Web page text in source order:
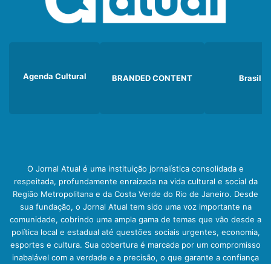
Agenda Cultural BRANDED CONTENT Brasil
O Jornal Atual é uma instituição jornalística consolidada e
respeitada, profundamente enraizada na vida cultural e social da
Região Metropolitana e da Costa Verde do Rio de Janeiro. Desde
sua fundação, o Jornal Atual tem sido uma voz importante na
comunidade, cobrindo uma ampla gama de temas que vão desde a
política local e estadual até questões sociais urgentes, economia,
esportes e cultura. Sua cobertura é marcada por um compromisso
inabalável com a verdade e a precisão, o que garante a confiança